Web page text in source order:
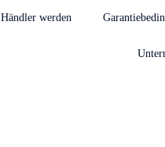
Händler werden